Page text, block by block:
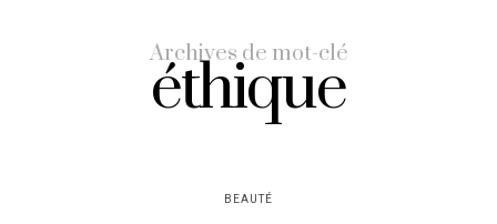
Archives de mot-clé
éthique
BEAUTÉ